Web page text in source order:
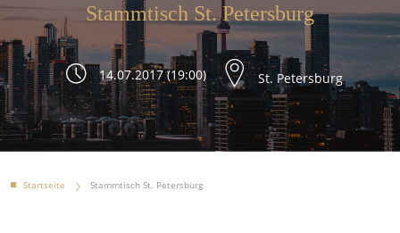
Stammtisch St. Petersburg
14.07.2017 (19:00) St. Petersburg
Startseite Stammtisch St. Petersburg